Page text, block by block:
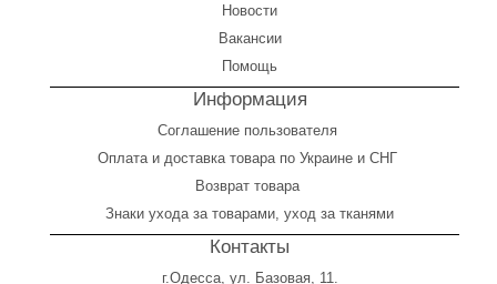
Новости
Вакансии
Помощь
Информация
Соглашение пользователя
Оплата и доставка товара по Украине и СНГ
Возврат товара
Знаки ухода за товарами, уход за тканями
Контакты
г.Одесса, ул. Базовая, 11.